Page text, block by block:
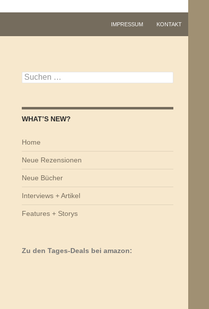
IMPRESSUM KONTAKT
Suchen
nach:
WHAT’S NEW?
Home
Neue Rezensionen
Neue Bücher
Interviews + Artikel
Features + Storys
Zu den Tages-Deals bei amazon: